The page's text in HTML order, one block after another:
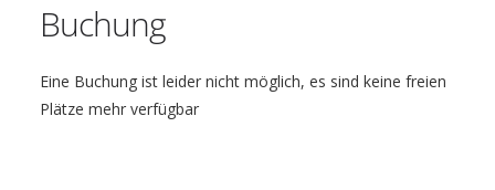
Buchung
Eine Buchung ist leider nicht möglich, es sind keine freien
Plätze mehr verfügbar